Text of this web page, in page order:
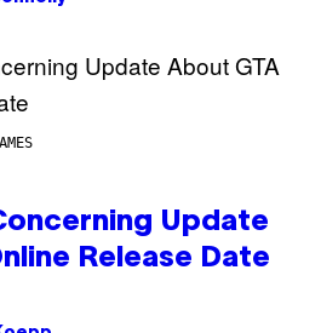
Update
Release Date